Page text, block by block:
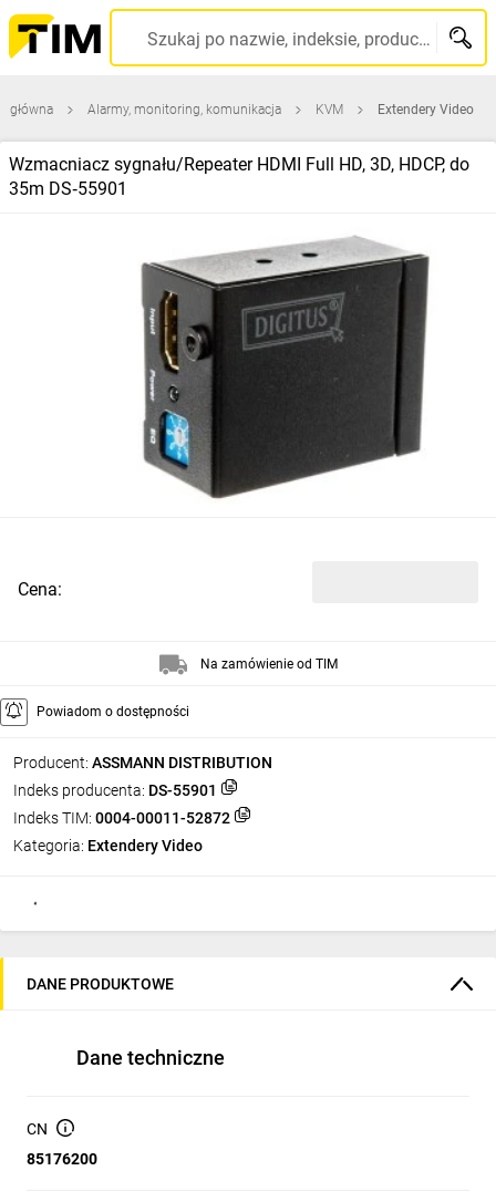
Szukaj po nazwie, indeksie, producencie, kodzie kreskowym...
główna Alarmy, monitoring, komunikacja KVM Extendery Video
Wzmacniacz sygnału/Repeater HDMI Full HD, 3D, HDCP, do
35m DS‑55901
Producent: ASSMANN DISTRIBUTION
Indeks producenta: DS-55901
Indeks TIM: 0004-00011-52872
Kategoria: Extendery Video
Cena:
Na zamówienie od TIM
Powiadom o dostępności
DANE PRODUKTOWE
Dane techniczne
CN
85176200